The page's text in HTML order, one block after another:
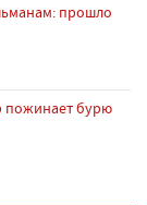
прошло
пожинает бурю